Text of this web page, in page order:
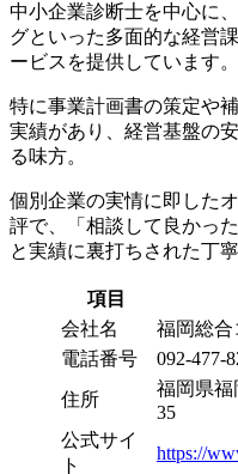
中小企業診断士を中心に
グといった多面的な経営
ービスを提供しています。
特に事業計画書の策定や
実績があり、経営基盤の
る味方。
個別企業の実情に即した
評で、「相談して良かっ
と実績に裏打ちされた丁
項目
会社名
福岡総合
電話番号
092-477-
住所
福岡県福
35
公式サイ
ト
https://